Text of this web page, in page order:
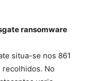
ransomware
situa-se nos 861
recolhidos. No